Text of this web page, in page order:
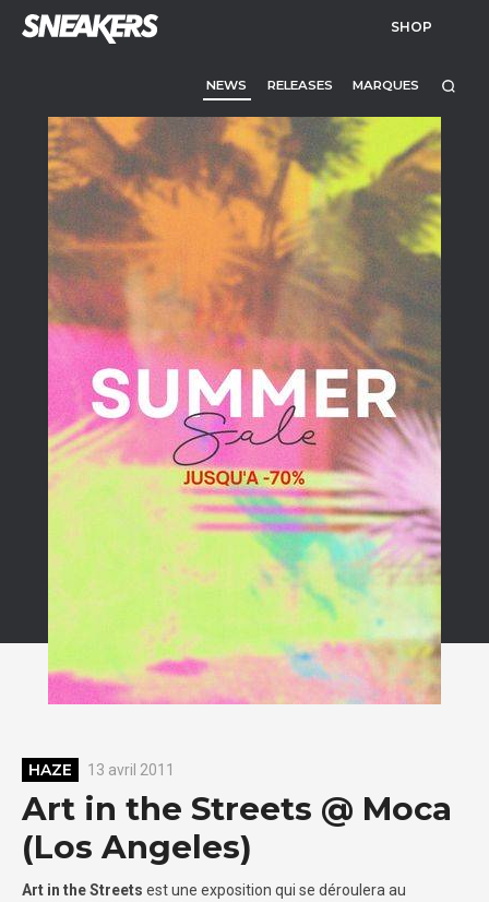
SHOP
NEWS RELEASES MARQUES
HAZE 13 avril 2011
Art in the Streets @ Moca
(Los Angeles)
Art in the Streets est une exposition qui se déroulera au